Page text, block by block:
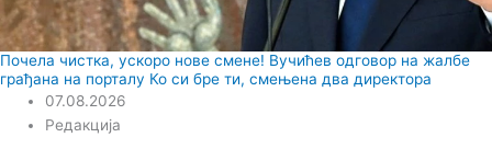
Почела чистка, ускоро нове смене! Вучићев одговор на жалбе
грађана на порталу Ко си бре ти, смењена два директора
07.08.2026
Редакција